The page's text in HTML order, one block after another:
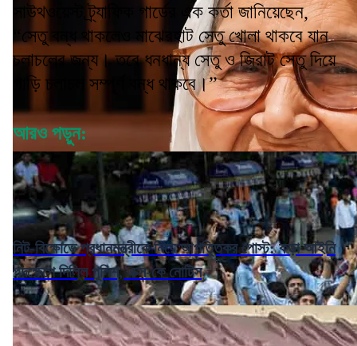
সাউথওয়েস্ট ট্র্যাফিক গার্ডের এক কর্তা জানিয়েছেন,
“সেতু বন্ধ থাকলেও মাঝেরহাট সেতু খোলা থাকবে যান
চলাচলের জন্য। তবে ধনধান্য সেতু ও জিরাট সেতু দিয়ে
গাড়ি চলাচল সম্পূর্ণ বন্ধ থাকবে।”
আরও পড়ুন:
নিট-বিক্ষোভে প্রধানমন্ত্রীকে নিয়ে আপত্তিকর পোস্ট: কড়া আইনি
পদক্ষেপে দিল্লি পুলিশ, এক্স-কে নোটিস